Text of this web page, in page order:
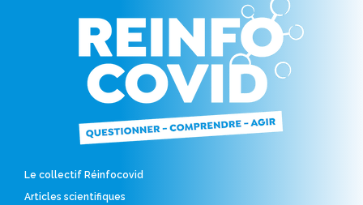
Le collectif Réinfocovid
Articles scientifiques